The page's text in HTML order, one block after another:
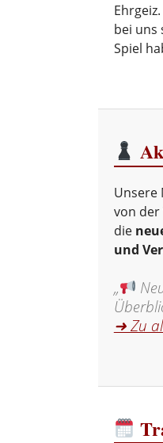
bei uns
Spiel
Unsere
von der
die
und
„
➜ Zu